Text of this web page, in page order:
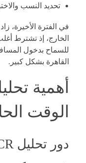
تحديد النسب
للسماح بدخول
القاهرة بشكل كبير.
الوقت